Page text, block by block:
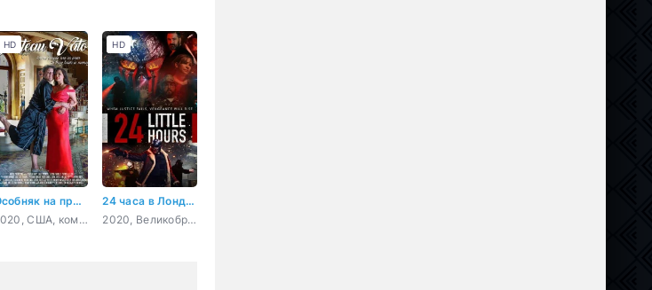
Особняк на прокат
2020, США, комедия
HD
24 часа в Лондоне
2020, Великобритания, боевик, триллер, драма, криминал
HD